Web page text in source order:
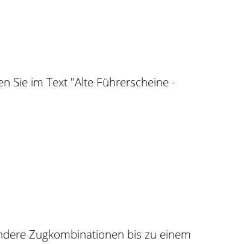
Sie im Text "Alte Führerscheine -
Zugkombinationen bis zu einem